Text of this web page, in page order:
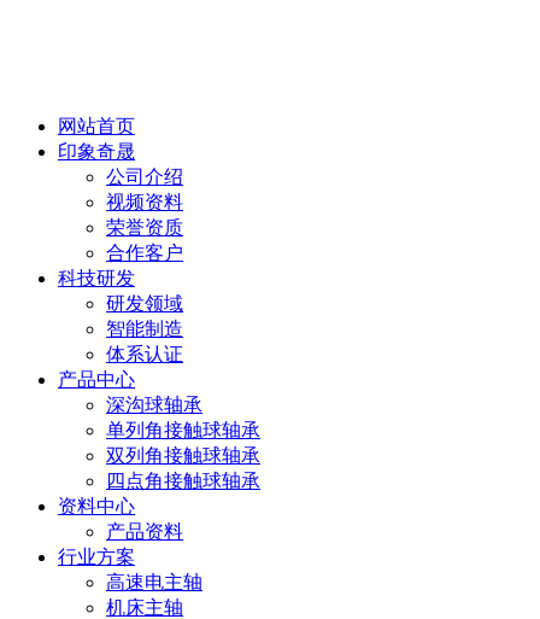
网站首页
印象奇晟
公司介绍
视频资料
荣誉资质
合作客户
科技研发
研发领域
智能制造
体系认证
产品中心
深沟球轴承
单列角接触球轴承
双列角接触球轴承
四点角接触球轴承
资料中心
产品资料
行业方案
高速电主轴
机床主轴